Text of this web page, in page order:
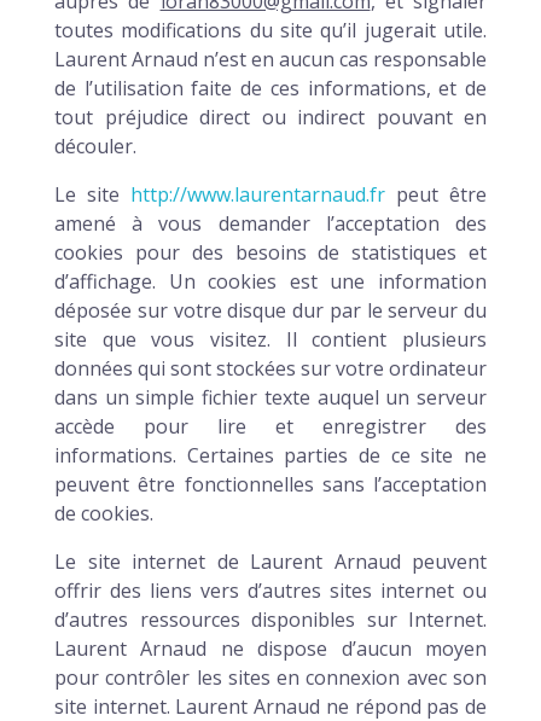
toutes modifications du site qu’il jugerait utile.
Laurent Arnaud n’est en aucun cas responsable
de l’utilisation faite de ces informations, et de
tout préjudice direct ou indirect pouvant en
découler.
Le site http://www.laurentarnaud.fr peut être
amené à vous demander l’acceptation des
cookies pour des besoins de statistiques et
d’affichage. Un cookies est une information
déposée sur votre disque dur par le serveur du
site que vous visitez. Il contient plusieurs
données qui sont stockées sur votre ordinateur
dans un simple fichier texte auquel un serveur
accède pour lire et enregistrer des
informations. Certaines parties de ce site ne
peuvent être fonctionnelles sans l’acceptation
de cookies.
Le site internet de Laurent Arnaud peuvent
offrir des liens vers d’autres sites internet ou
d’autres ressources disponibles sur Internet.
Laurent Arnaud ne dispose d’aucun moyen
pour contrôler les sites en connexion avec son
site internet. Laurent Arnaud ne répond pas de